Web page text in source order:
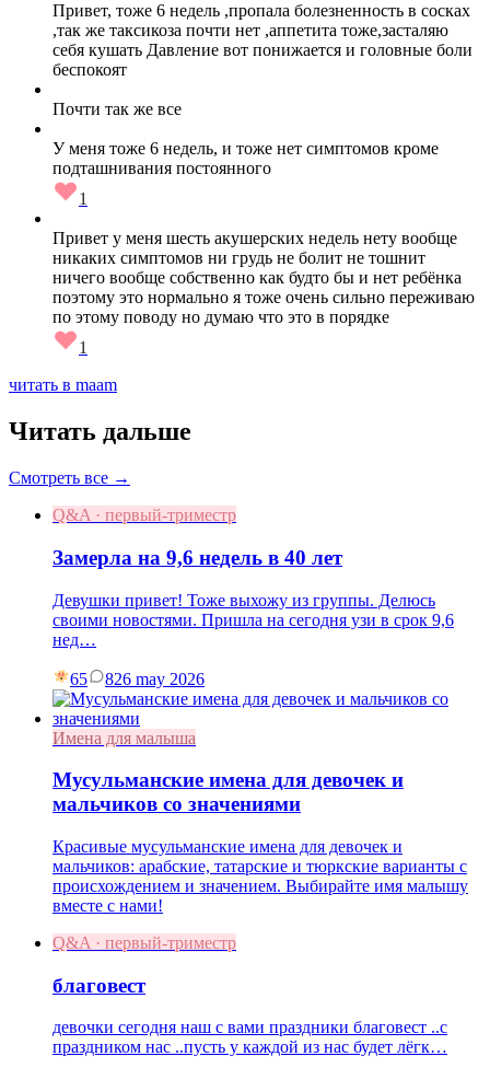
Привет, тоже 6 недель ,пропала болезненность в сосках
,так же таксикоза почти нет ,аппетита тоже,засталяю
себя кушать Давление вот понижается и головные боли
беспокоят
Почти так же все
У меня тоже 6 недель, и тоже нет симптомов кроме
подташнивания постоянного
1
Привет у меня шесть акушерских недель нету вообще
никаких симптомов ни грудь не болит не тошнит
ничего вообще собственно как будто бы и нет ребёнка
поэтому это нормально я тоже очень сильно переживаю
по этому поводу но думаю что это в порядке
1
читать в maam
Читать дальше
Смотреть все →
Q&A · первый-триместр
Замерла на 9,6 недель в 40 лет
Девушки привет! Тоже выхожу из группы. Делюсь
своими новостями. Пришла на сегодня узи в срок 9,6
нед…
65 826 may 2026
Имена для малыша
Мусульманские имена для девочек и
мальчиков со значениями
Красивые мусульманские имена для девочек и
мальчиков: арабские, татарские и тюркские варианты с
происхождением и значением. Выбирайте имя малышу
вместе с нами!
Q&A · первый-триместр
благовест
девочки сегодня наш с вами праздники благовест ..с
праздником нас ..пусть у каждой из нас будет лёгк…